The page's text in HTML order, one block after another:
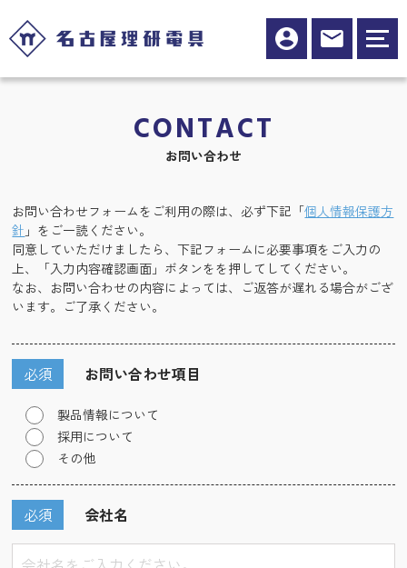
CONTACT
お問い合わせ
お問い合わせフォームをご利用の際は、必ず下記「個人情報保護方
針 」をご一読ください。
同意していただけましたら、下記フォームに必要事項をご入力の
上、「入力内容確認画面」ボタンをを押してしてください。
なお、お問い合わせの内容によっては、ご返答が遅れる場合がござ
います。ご了承ください。
お問い合わせ項目
必須
製品情報について
採用について
その他
会社名
必須